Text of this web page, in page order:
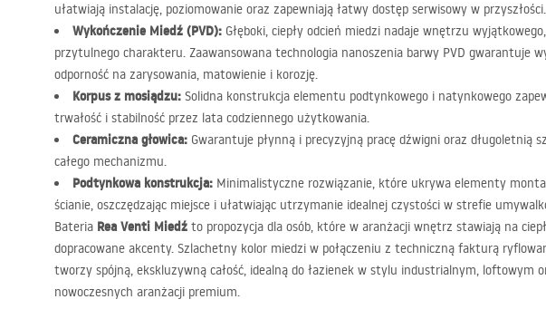
ułatwiają instalację, poziomowanie oraz zapewniają łatwy dostęp serwisowy w przyszłości.
Wykończenie Miedź (PVD): Głęboki, ciepły odcień miedzi nadaje wnętrzu wyjątkowego,
przytulnego charakteru. Zaawansowana technologia nanoszenia barwy PVD gwarantuje
odporność na zarysowania, matowienie i korozję.
Korpus z mosiądzu: Solidna konstrukcja elementu podtynkowego i natynkowego
trwałość i stabilność przez lata codziennego użytkowania.
Ceramiczna głowica: Gwarantuje płynną i precyzyjną pracę dźwigni oraz długoletnią
całego mechanizmu.
Podtynkowa konstrukcja: Minimalistyczne rozwiązanie, które ukrywa elementy
ścianie, oszczędzając miejsce i ułatwiając utrzymanie idealnej czystości w strefie
Bateria Rea Venti Miedź to propozycja dla osób, które w aranżacji wnętrz stawiają na
dopracowane akcenty. Szlachetny kolor miedzi w połączeniu z techniczną fakturą
tworzy spójną, ekskluzywną całość, idealną do łazienek w stylu industrialnym, loftowym
nowoczesnych aranżacji premium.